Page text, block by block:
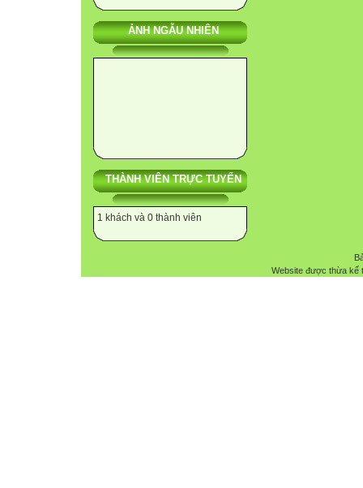
ẢNH NGẪU NHIÊN
THÀNH VIÊN TRỰC TUYẾN
1 khách và 0 thành viên
Website được thừa kế